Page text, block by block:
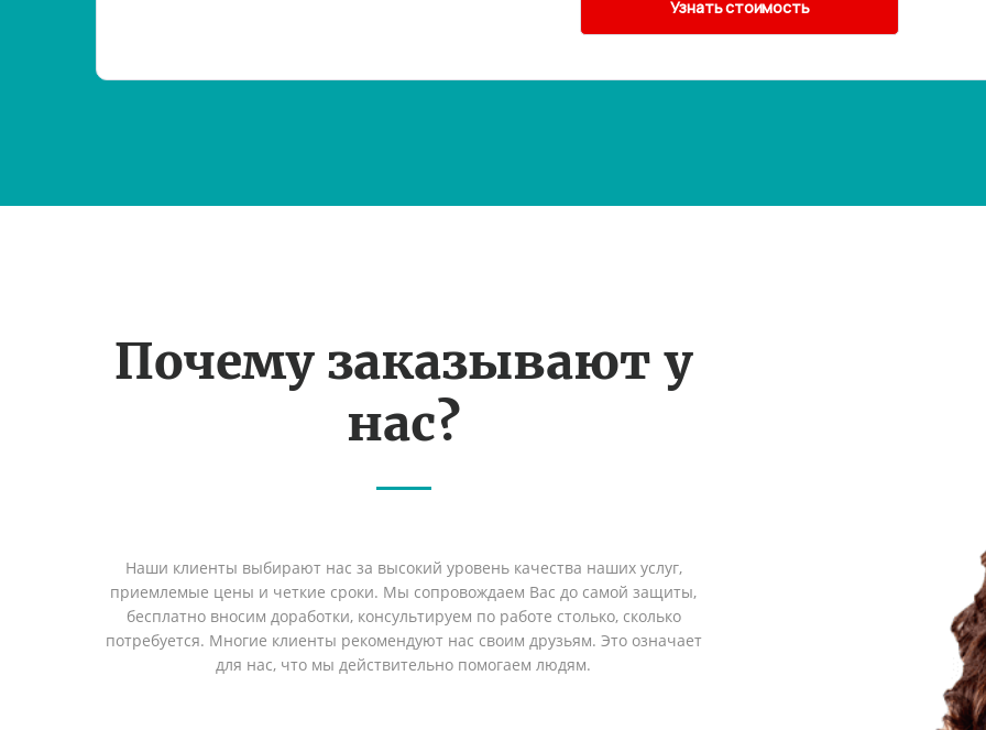
Почему заказывают у
нас?
Наши клиенты выбирают нас за высокий уровень качества наших услуг,
приемлемые цены и четкие сроки. Мы сопровождаем Вас до самой защиты,
бесплатно вносим доработки, консультируем по работе столько, сколько
потребуется. Многие клиенты рекомендуют нас своим друзьям. Это означает
для нас, что мы действительно помогаем людям.